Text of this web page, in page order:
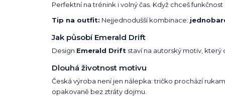
Perfektní na trénink i volný čas. Když chceš
Tip na outfit: Nejjednodušší kombinace:
Jak působí Emerald Drift
Design Emerald Drift staví na autorský motiv,
Dlouhá životnost motivu
Česká výroba není jen nálepka: tričko prochází
opakovaně bez ztráty dojmu.